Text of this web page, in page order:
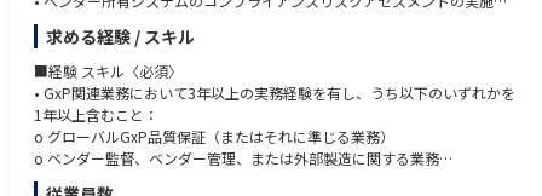
【語学 / Language】
＜必須 / Mandatory＞
日本語 Japanese：
• Read/write scientific documents including data speculation in Japanes
e
• Communicate/discuss IT/bioinformatics topics with the key stakeholder
• ベンダーCSVガバナンスフレームワーク、SOP、テンプレートの開発・
維持
• バリデーション文書の完全性およびライフサイクルコンプライアンスの
検証
• CSV/DIギャップに関する調査・是正措置（CAPA）のリード
• ベンダー関連業務に係る規制当局査察およびパートナー監査のサポート
• 該当する場合、AI/MLバリデーションに関するSMEとしての指導
求める経験 / スキル
■経験 スキル〈必須〉
• GxP関連業務において3年以上の実務経験を有し、うち以下のいずれかを
1年以上含むこと：
o グローバルGxP品質保証（またはそれに準じる業務）
o ベンダー監督、ベンダー管理、または外部製造に関する業務
o GMP環境における監査・査察の実施